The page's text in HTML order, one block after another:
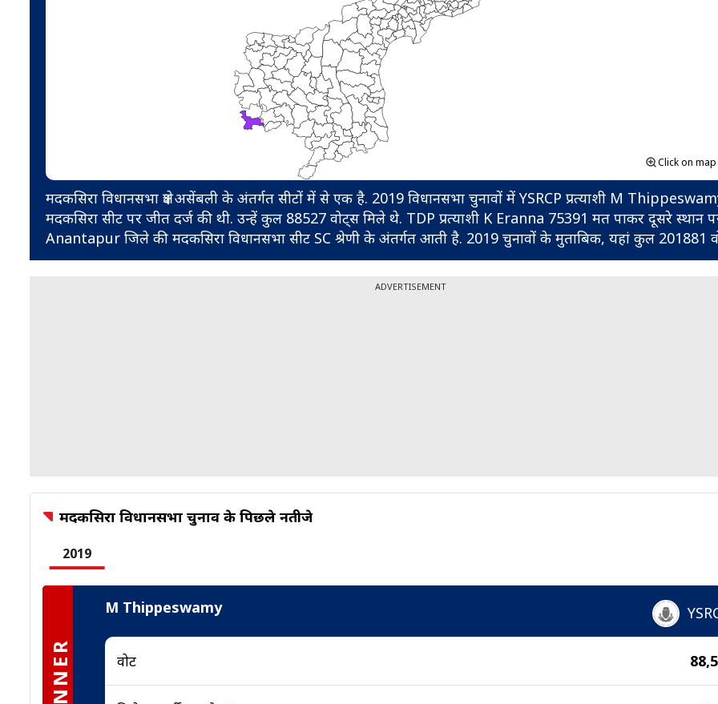
Click on
मदकसिरा विधानसभा क्षेत्र असेंबली के अंतर्गत सीटों में से एक है. 2019 विधानसभा चुनावों में YSRCP प्रत्याशी M
मदकसिरा सीट पर जीत दर्ज की थी. उन्हें कुल 88527 वोट्स मिले थे. TDP प्रत्याशी K Eranna 75391 मत पाकर दूसरे स्थान
Anantapur जिले की मदकसिरा विधानसभा सीट SC श्रेणी के अंतर्गत आती है. 2019 चुनावों के मुताबिक, यहां कुल 201881
ADVERTISEMENT
मदकसिरा विधानसभा चुनाव के पिछले नतीजे
2019
M Thippeswamy
वोट